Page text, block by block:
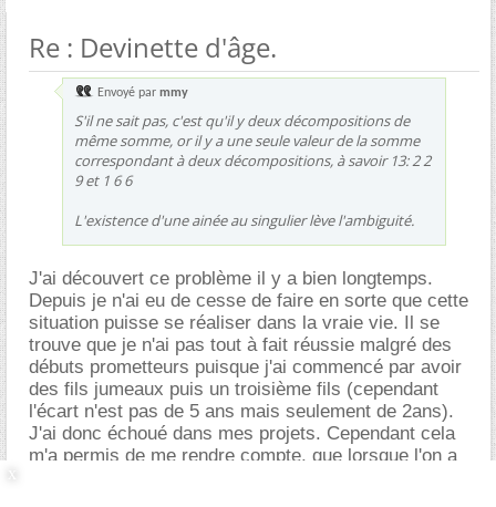
Re : Devinette d'âge.
Envoyé par mmy
S'il ne sait pas, c'est qu'il y deux décompositions de
même somme, or il y a une seule valeur de la somme
correspondant à deux décompositions, à savoir 13: 2 2
9 et 1 6 6
L'existence d'une ainée au singulier lève l'ambiguité.
J'ai découvert ce problème il y a bien longtemps.
Depuis je n'ai eu de cesse de faire en sorte que cette
situation puisse se réaliser dans la vraie vie. Il se
trouve que je n'ai pas tout à fait réussie malgré des
débuts prometteurs puisque j'ai commencé par avoir
des fils jumeaux puis un troisième fils (cependant
l'écart n'est pas de 5 ans mais seulement de 2ans).
J'ai donc échoué dans mes projets. Cependant cela
m'a permis de me rendre compte, que lorsque l'on a